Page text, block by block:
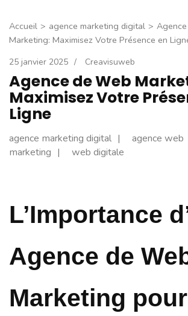
Accueil > agence marketing digital >
Marketing: Maximisez Votre Présence en
25 janvier 2025 / Creavisuweb
Agence de Web
Maximisez Votre
Ligne
agence marketing digital
agence web
marketing
web digitale
L’Importance
Agence de
Marketing